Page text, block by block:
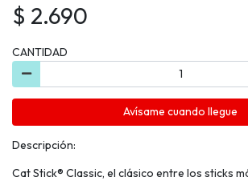
$ 2.690
CANTIDAD
Avísame cuando llegue
Descripción:
Cat Stick® Classic, el clásico entre los sticks